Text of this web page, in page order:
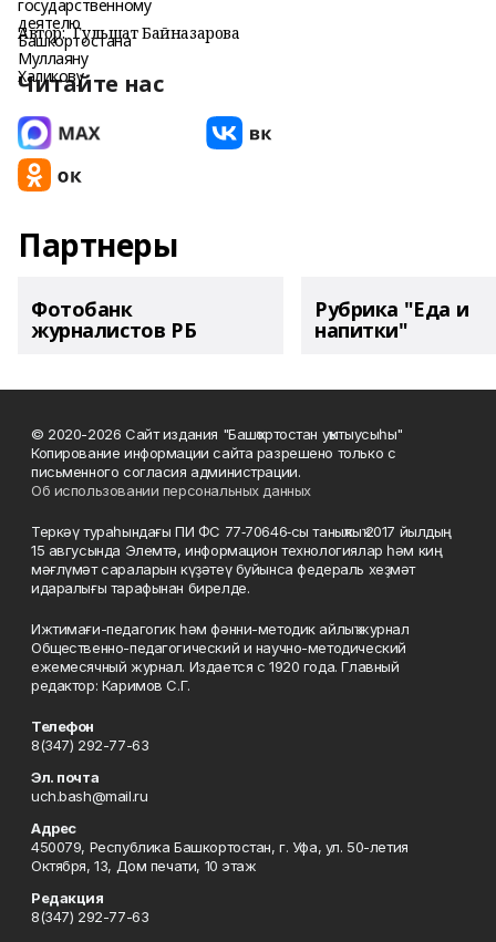
Автор: Гульшат Байназарова
Читайте нас
Партнеры
Фотобанк
журналистов РБ
Рубрика "Еда и
напитки"
© 2020-2026 Сайт издания "Башҡортостан уҡытыусыһы"
Копирование информации сайта разрешено только с
письменного согласия администрации.
Об использовании персональных данных
Теркәү тураһындағы ПИ ФС 77‑70646‑сы таныҡлыҡ 2017 йылдың
15 авгусында Элемтә, информацион технологиялар һәм киң
мәғлүмәт сараларын күҙәтеү буйынса федераль хеҙмәт
идаралығы тарафынан бирелде.
Ижтимағи-педагогик һәм фәнни-методик айлыҡ журнал
Общественно-педагогический и научно-методический
ежемесячный журнал. Издается с 1920 года. Главный
редактор: Каримов С.Г.
Телефон
8(347) 292-77-63
Эл. почта
uch.bash@mail.ru
Адрес
450079, Республика Башкортостан, г. Уфа, ул. 50-летия
Октября, 13, Дом печати, 10 этаж
Редакция
8(347) 292-77-63